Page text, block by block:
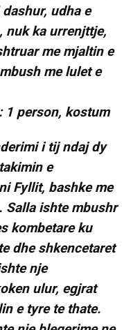
udha e
nuk ka urrenjttje,
me mjaltin e
me lulet e
i tij ndaj dy
e
Fyllit, bashke me
Salla ishte mbushr
kombetare ku
dhe shkencetaret
nje
ulur, egjrat
e tyre te thate.